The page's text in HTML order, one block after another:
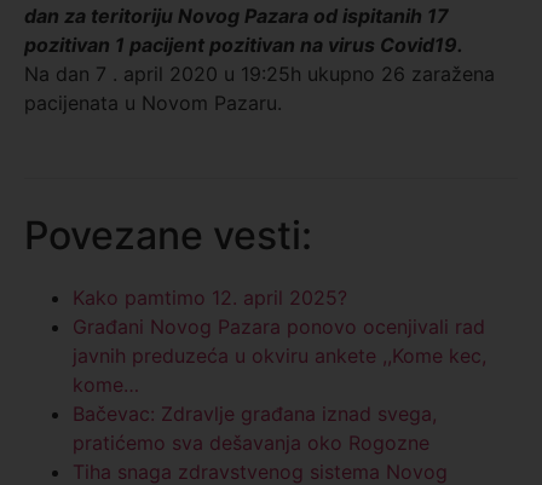
dan za teritoriju Novog Pazara od ispitanih 17
pozitivan 1 pacijent pozitivan na virus Covid19.
Na dan 7 . april 2020 u 19:25h ukupno 26 zaražena
pacijenata u Novom Pazaru.
Povezane vesti:
Kako pamtimo 12. april 2025?
Građani Novog Pazara ponovo ocenjivali rad
javnih preduzeća u okviru ankete ,,Kome kec,
kome…
Bačevac: Zdravlje građana iznad svega,
pratićemo sva dešavanja oko Rogozne
Tiha snaga zdravstvenog sistema Novog